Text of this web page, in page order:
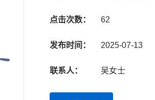
点击次数： 62
发布时间： 2025-07-13
联系人： 吴女士